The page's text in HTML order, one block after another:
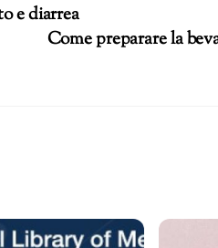
e diarrea
Come preparare la